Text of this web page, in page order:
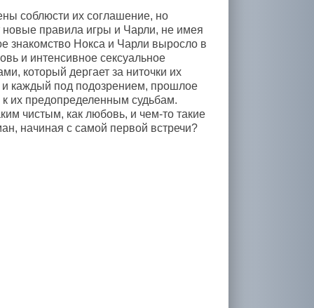
соблюсти их соглашение, но
новые правила игры и Чарли, не имея
знакомство Нокса и Чарли выросло в
и интенсивное сексуальное
который дергает за ниточки их
и каждый под подозрением, прошлое
к их предопределенным судьбам.
чистым, как любовь, и чем-то такие
начиная с самой первой встречи?